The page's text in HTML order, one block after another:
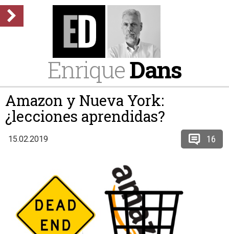
EnriqueDans
Amazon y Nueva York:
¿lecciones aprendidas?
15.02.2019 16